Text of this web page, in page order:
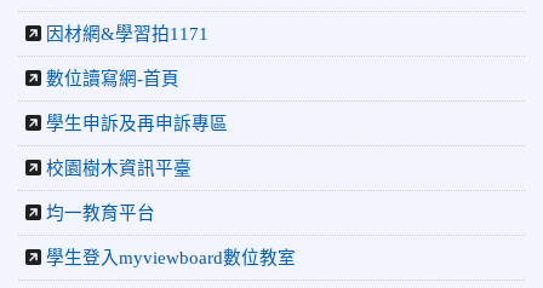
因材網&學習拍1171
數位讀寫網-首頁
學生申訴及再申訴專區
校園樹木資訊平臺
均一教育平台
學生登入myviewboard數位教室